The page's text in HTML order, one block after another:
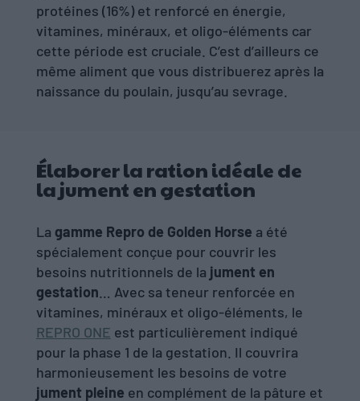
protéines (16%) et renforcé en énergie,
vitamines, minéraux, et oligo-éléments car
cette période est cruciale. C’est d’ailleurs ce
même aliment que vous distribuerez après la
naissance du poulain, jusqu’au sevrage.
Élaborer la ration idéale de
la jument en gestation
La gamme Repro de Golden Horse a été
spécialement conçue pour couvrir les
besoins nutritionnels de la jument en
gestation … Avec sa teneur renforcée en
vitamines, minéraux et oligo-éléments, le
REPRO ONE est particulièrement indiqué
pour la phase 1 de la gestation. Il couvrira
harmonieusement les besoins de votre
jument pleine en complément de la pâture et